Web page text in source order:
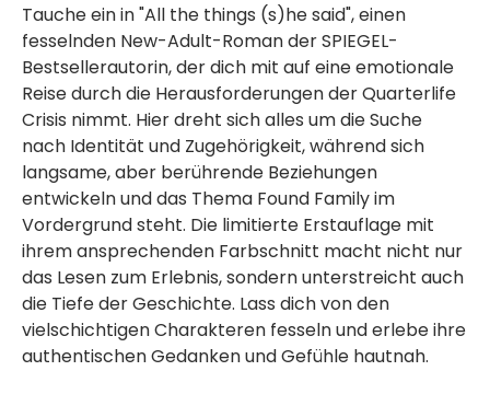
Tauche ein in "All the things (s)he said", einen
fesselnden New-Adult-Roman der SPIEGEL-
Bestsellerautorin, der dich mit auf eine emotionale
Reise durch die Herausforderungen der Quarterlife
Crisis nimmt. Hier dreht sich alles um die Suche
nach Identität und Zugehörigkeit, während sich
langsame, aber berührende Beziehungen
entwickeln und das Thema Found Family im
Vordergrund steht. Die limitierte Erstauflage mit
ihrem ansprechenden Farbschnitt macht nicht nur
das Lesen zum Erlebnis, sondern unterstreicht auch
die Tiefe der Geschichte. Lass dich von den
vielschichtigen Charakteren fesseln und erlebe ihre
authentischen Gedanken und Gefühle hautnah.